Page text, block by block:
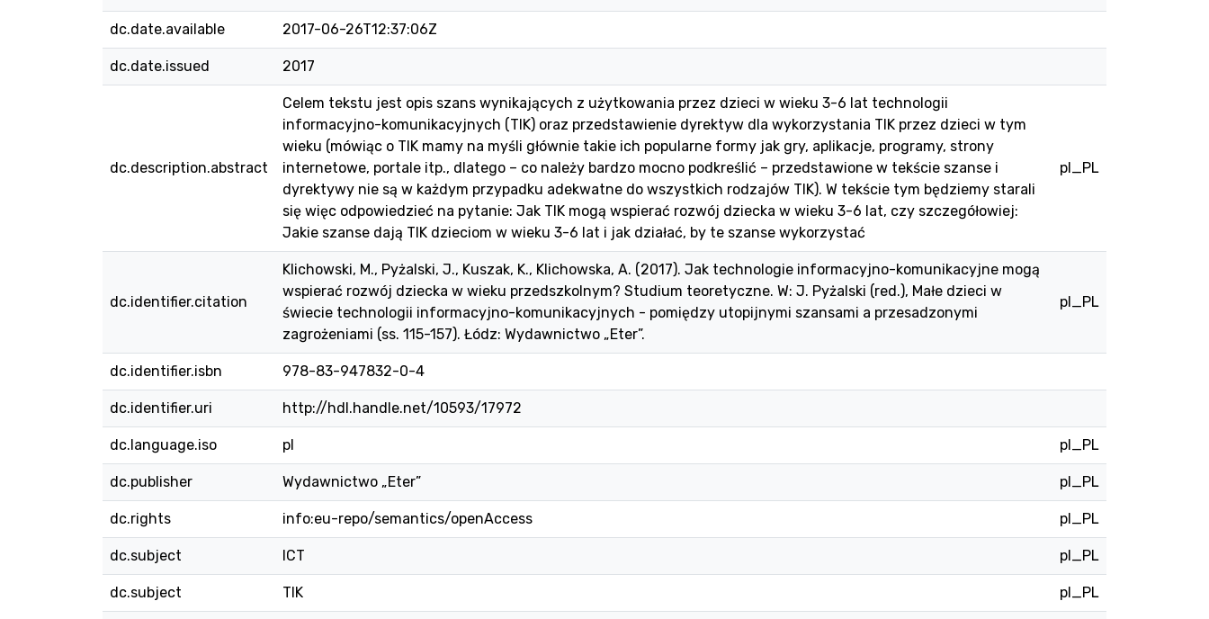
dc.date.available 2017-06-26T12:37:06Z
dc.date.issued 2017
dc.description.abstract
Celem tekstu jest opis szans wynikających z użytkowania przez dzieci w wieku 3-6 lat technologii
informacyjno-komunikacyjnych (TIK) oraz przedstawienie dyrektyw dla wykorzystania TIK przez dzieci w tym
wieku (mówiąc o TIK mamy na myśli głównie takie ich popularne formy jak gry, aplikacje, programy, strony
internetowe, portale itp., dlatego – co należy bardzo mocno podkreślić – przedstawione w tekście szanse i
dyrektywy nie są w każdym przypadku adekwatne do wszystkich rodzajów TIK). W tekście tym będziemy starali
się więc odpowiedzieć na pytanie: Jak TIK mogą wspierać rozwój dziecka w wieku 3-6 lat, czy szczegółowiej:
Jakie szanse dają TIK dzieciom w wieku 3-6 lat i jak działać, by te szanse wykorzystać
pl_PL
dc.identifier.citation
Klichowski, M., Pyżalski, J., Kuszak, K., Klichowska, A. (2017). Jak technologie informacyjno-komunikacyjne mogą
wspierać rozwój dziecka w wieku przedszkolnym? Studium teoretyczne. W: J. Pyżalski (red.), Małe dzieci w
świecie technologii informacyjno-komunikacyjnych - pomiędzy utopijnymi szansami a przesadzonymi
zagrożeniami (ss. 115-157). Łódz: Wydawnictwo „Eter”.
pl_PL
dc.identifier.isbn 978-83-947832-0-4
dc.identifier.uri http://hdl.handle.net/10593/17972
dc.language.iso pl pl_PL
dc.publisher Wydawnictwo „Eter” pl_PL
dc.rights info:eu-repo/semantics/openAccess pl_PL
dc.subject ICT pl_PL
dc.subject TIK pl_PL